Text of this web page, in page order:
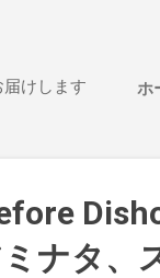
けします ホ
ナタ、